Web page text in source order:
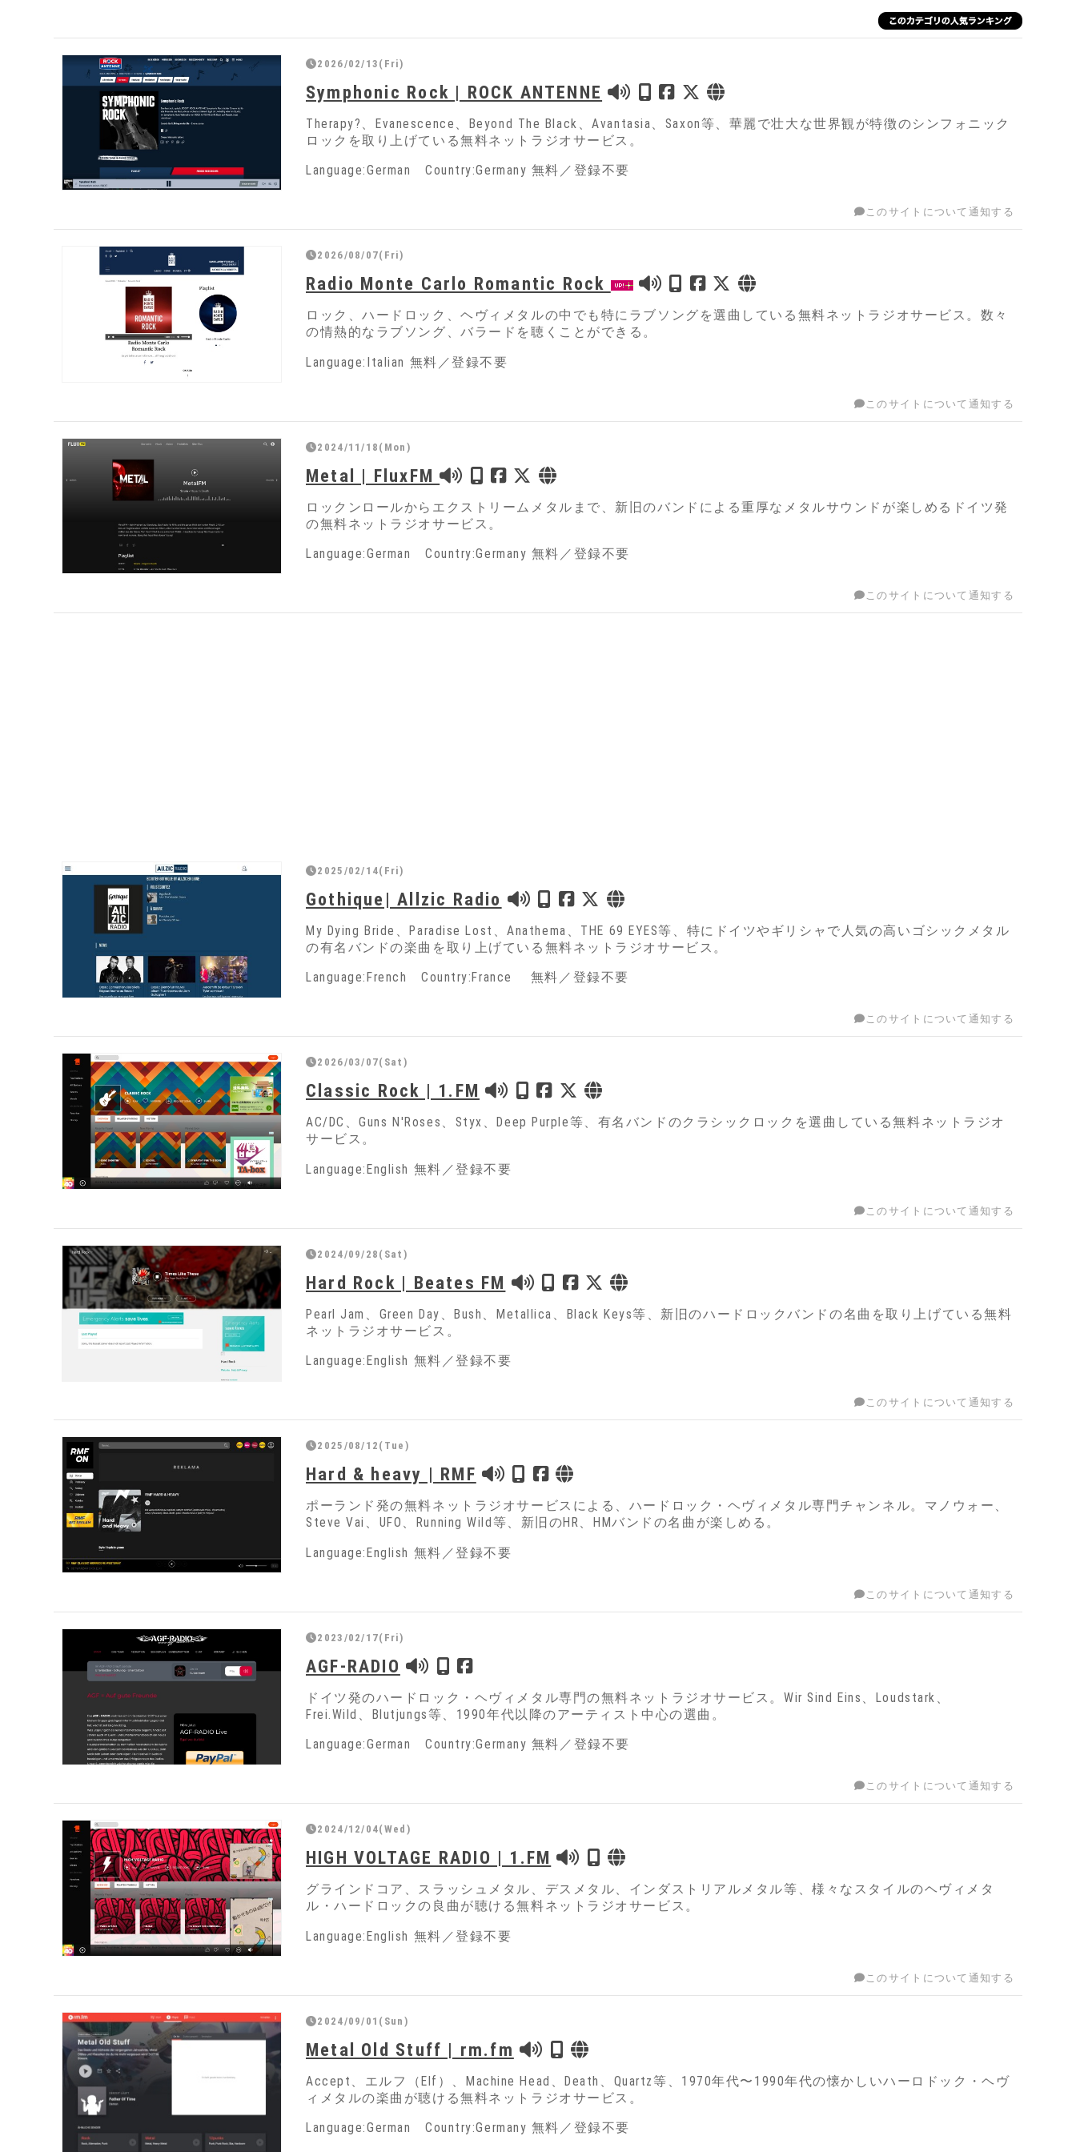
2026/02/13(Fri)
Symphonic Rock | ROCK ANTENNE
Therapy?、Evanescence、Beyond The Black、Avantasia、Saxon等、華麗で壮大な世界観が特徴のシンフォニック
ロックを取り上げている無料ネットラジオサービス。
Language:German Country:Germany 無料／登録不要
このサイトについて通知する
2026/08/07(Fri)
Radio Monte Carlo Romantic Rock
ロック、ハードロック、ヘヴィメタルの中でも特にラブソングを選曲している無料ネットラジオサービス。数々
の情熱的なラブソング、バラードを聴くことができる。
Language:Italian 無料／登録不要
このサイトについて通知する
2024/11/18(Mon)
Metal | FluxFM
ロックンロールからエクストリームメタルまで、新旧のバンドによる重厚なメタルサウンドが楽しめるドイツ発
の無料ネットラジオサービス。
Language:German Country:Germany 無料／登録不要
このサイトについて通知する
2025/02/14(Fri)
Gothique| Allzic Radio
My Dying Bride、Paradise Lost、Anathema、THE 69 EYES等、特にドイツやギリシャで人気の高いゴシックメタル
の有名バンドの楽曲を取り上げている無料ネットラジオサービス。
Language:French Country:France 無料／登録不要
このサイトについて通知する
2026/03/07(Sat)
Classic Rock | 1.FM
AC/DC、Guns N'Roses、Styx、Deep Purple等、有名バンドのクラシックロックを選曲している無料ネットラジオ
サービス。
Language:English 無料／登録不要
このサイトについて通知する
2024/09/28(Sat)
Hard Rock | Beates FM
Pearl Jam、Green Day、Bush、Metallica、Black Keys等、新旧のハードロックバンドの名曲を取り上げている無料
ネットラジオサービス。
Language:English 無料／登録不要
このサイトについて通知する
2025/08/12(Tue)
Hard & heavy | RMF
ポーランド発の無料ネットラジオサービスによる、ハードロック・ヘヴィメタル専門チャンネル。マノウォー、
Steve Vai、UFO、Running Wild等、新旧のHR、HMバンドの名曲が楽しめる。
Language:English 無料／登録不要
このサイトについて通知する
2023/02/17(Fri)
AGF-RADIO
ドイツ発のハードロック・ヘヴィメタル専門の無料ネットラジオサービス。Wir Sind Eins、Loudstark、
Frei.Wild、Blutjungs等、1990年代以降のアーティスト中心の選曲。
Language:German Country:Germany 無料／登録不要
このサイトについて通知する
2024/12/04(Wed)
HIGH VOLTAGE RADIO | 1.FM
グラインドコア、スラッシュメタル、デスメタル、インダストリアルメタル等、様々なスタイルのヘヴィメタ
ル・ハードロックの良曲が聴ける無料ネットラジオサービス。
Language:English 無料／登録不要
このサイトについて通知する
2024/09/01(Sun)
Metal Old Stuff | rm.fm
Accept、エルフ（Elf）、Machine Head、Death、Quartz等、1970年代〜1990年代の懐かしいハーロドック・ヘヴ
ィメタルの楽曲が聴ける無料ネットラジオサービス。
Language:German Country:Germany 無料／登録不要